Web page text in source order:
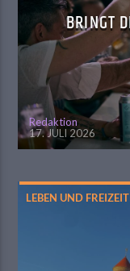
BRINGT
Redaktion
17. JULI 2026
LEBEN UND FREIZEIT